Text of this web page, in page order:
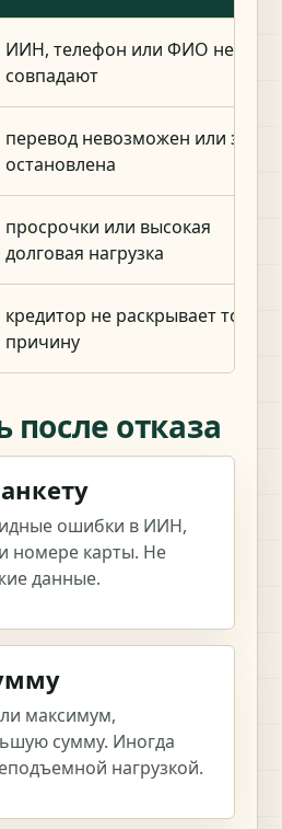
ИИН, телефон или ФИО не
совпадают
перевод невозможен или
остановлена
просрочки или высокая
долговая нагрузка
кредитор не раскрывает
причину
после отказа
ошибки в ИИН,
номере карты. Не
данные.
максимум,
сумму. Иногда
нагрузкой.